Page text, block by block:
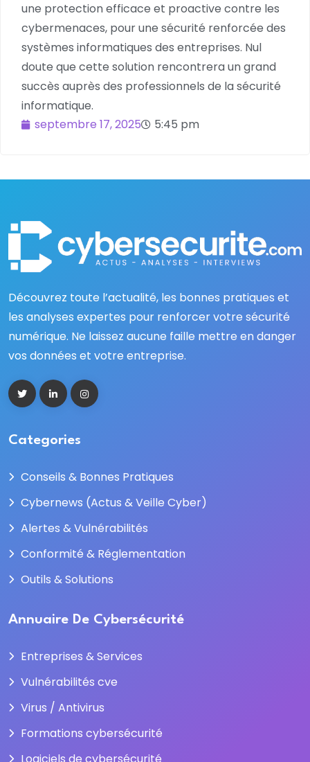
une protection efficace et proactive contre les
cybermenaces, pour une sécurité renforcée des
systèmes informatiques des entreprises. Nul
doute que cette solution rencontrera un grand
succès auprès des professionnels de la sécurité
informatique.
septembre 17, 2025
5:45 pm
Découvrez toute l’actualité, les bonnes pratiques et
les analyses expertes pour renforcer votre sécurité
numérique. Ne laissez aucune faille mettre en danger
vos données et votre entreprise.
Categories
Conseils & Bonnes Pratiques
Cybernews (Actus & Veille Cyber)
Alertes & Vulnérabilités
Conformité & Réglementation
Outils & Solutions
Annuaire De Cybersécurité
Entreprises & Services
Vulnérabilités cve
Virus / Antivirus
Formations cybersécurité